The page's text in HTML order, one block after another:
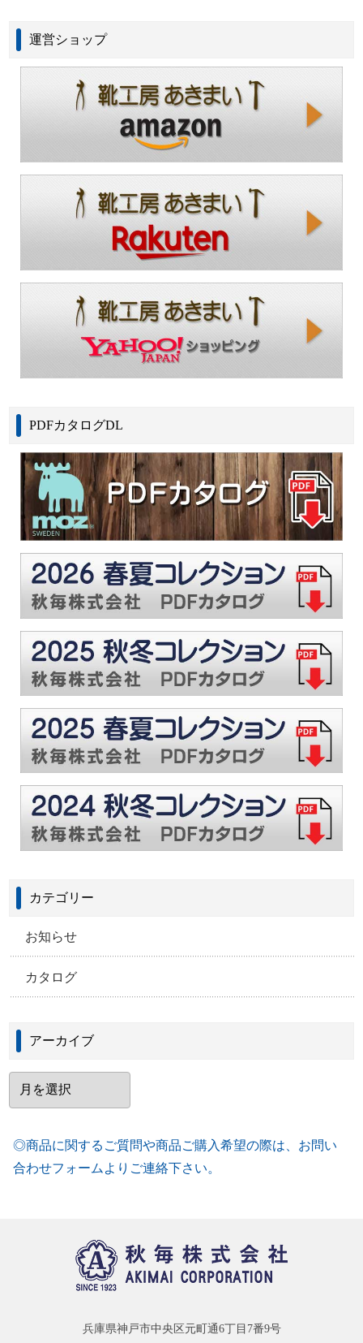
運営ショップ
PDFカタログDL
カテゴリー
お知らせ
カタログ
アーカイブ
カ
◎商品に関するご質問や商品ご購入希望の際は、お問い
合わせフォームよりご連絡下さい。
兵庫県神戸市中央区元町通6丁目7番9号